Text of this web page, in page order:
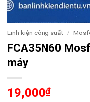
Linh kiện công suất /
FCA35N60
máy
19,000₫